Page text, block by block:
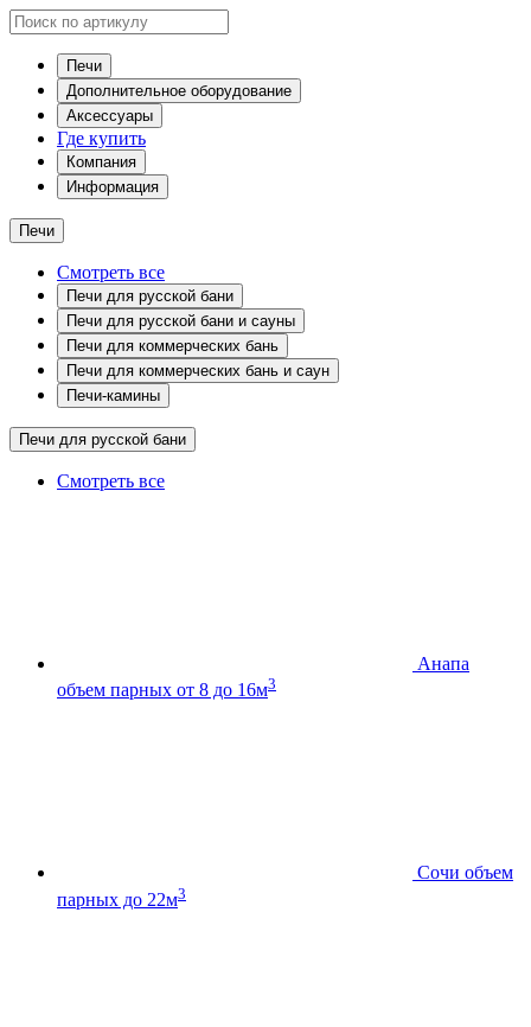
Печи
Дополнительное оборудование
Аксессуары
Где купить
Компания
Информация
Печи
Смотреть все
Печи для русской бани
Печи для русской бани и сауны
Печи для коммерческих бань
Печи для коммерческих бань и саун
Печи-камины
Печи для русской бани
Смотреть все
Анапа
объем парных от 8 до 16м3
Сочи объем
парных до 22м3